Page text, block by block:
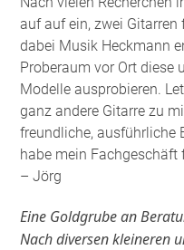
auf auf ein, zwei
dabei Musik Heckmann
Proberaum vor Ort diese
Modelle ausprobieren.
ganz andere Gitarre zu
freundliche, ausführliche
habe mein Fachgeschäft
– Jörg
Eine Goldgrube an
Nach diversen kleineren